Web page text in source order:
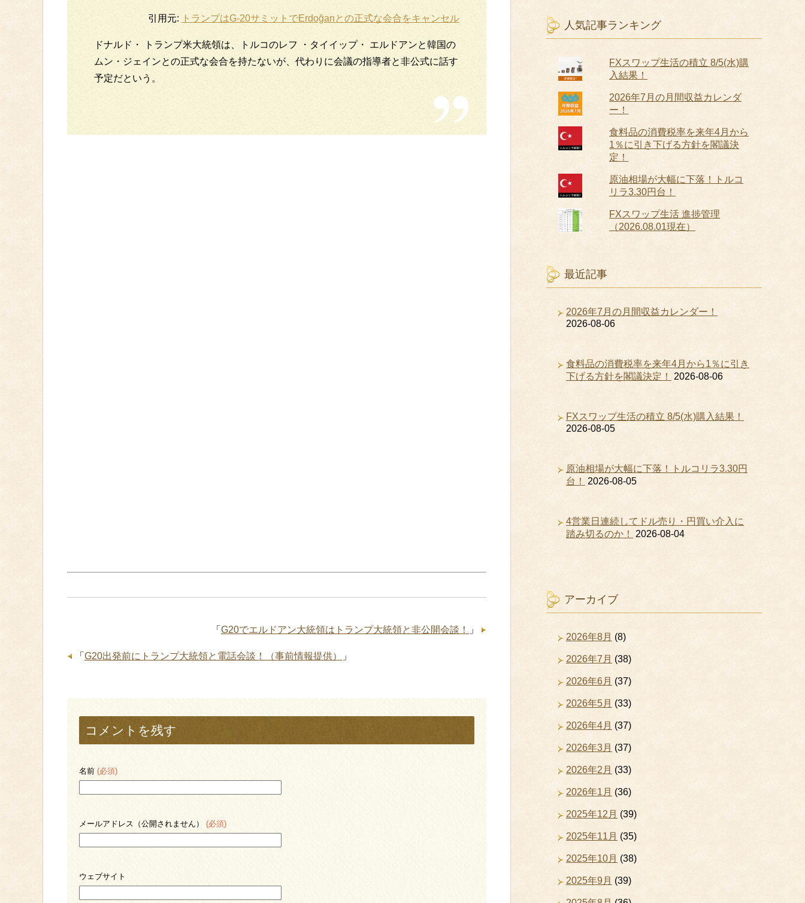
引用元: トランプはG-20サミットでErdoğanとの正式な会合をキャンセル
ドナルド・ トランプ米大統領は、トルコのレフ ・タイイップ・ エルドアンと韓国の
ムン・ジェインとの正式な会合を持たないが、代わりに会議の指導者と非公式に話す
予定だという。
「 G20でエルドアン大統領はトランプ大統領と非公開会談！ 」
「 G20出発前にトランプ大統領と電話会談！（事前情報提供） 」
コメントを残す
名前 (必須)
メールアドレス（公開されません） (必須)
ウェブサイト
人気記事ランキング
FXスワップ生活の積立 8/5(水)購
入結果！
2026年7月の月間収益カレンダ
ー！
食料品の消費税率を来年4月から
1％に引き下げる方針を閣議決
定！
原油相場が大幅に下落！トルコ
リラ3.30円台！
FXスワップ生活 進捗管理
（2026.08.01現在）
最近記事
2026年7月の月間収益カレンダー！
2026-08-06
食料品の消費税率を来年4月から1％に引き
下げる方針を閣議決定！
2026-08-06
FXスワップ生活の積立 8/5(水)購入結果！
2026-08-05
原油相場が大幅に下落！トルコリラ3.30円
台！
2026-08-05
4営業日連続してドル売り・円買い介入に
踏み切るのか！
2026-08-04
アーカイブ
2026年8月 (8)
2026年7月 (38)
2026年6月 (37)
2026年5月 (33)
2026年4月 (37)
2026年3月 (37)
2026年2月 (33)
2026年1月 (36)
2025年12月 (39)
2025年11月 (35)
2025年10月 (38)
2025年9月 (39)